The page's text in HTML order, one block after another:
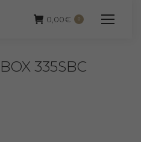
0,00€ 0
335SBC